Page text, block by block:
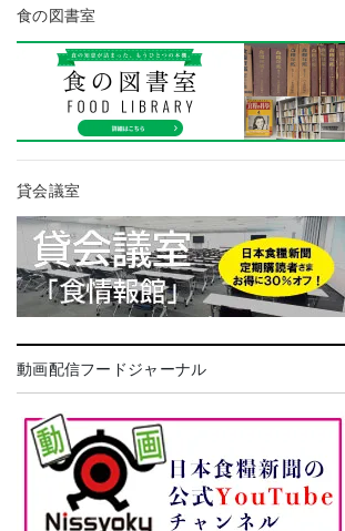
食の図書室
貸会議室
動画配信フードジャーナル